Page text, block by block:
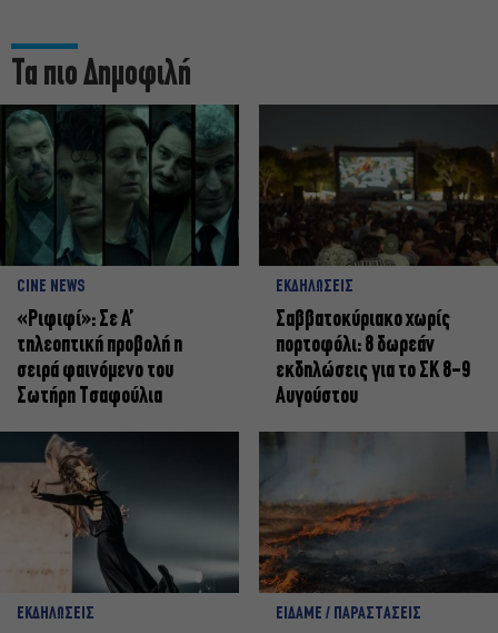
Τα πιο Δημοφιλή
CINE NEWS
«Ριφιφί»: Σε Α’
τηλεοπτική προβολή η
σειρά φαινόμενο του
Σωτήρη Τσαφούλια
ΕΚΔΗΛΩΣΕΙΣ
Σαββατοκύριακο χωρίς
πορτοφόλι: 8 δωρεάν
εκδηλώσεις για το ΣΚ 8-9
Αυγούστου
ΕΚΔΗΛΩΣΕΙΣ ΕΙΔΑΜΕ / ΠΑΡΑΣΤΑΣΕΙΣ